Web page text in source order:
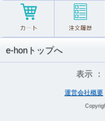
e-honトップへ
表示 ：
運営会社概要